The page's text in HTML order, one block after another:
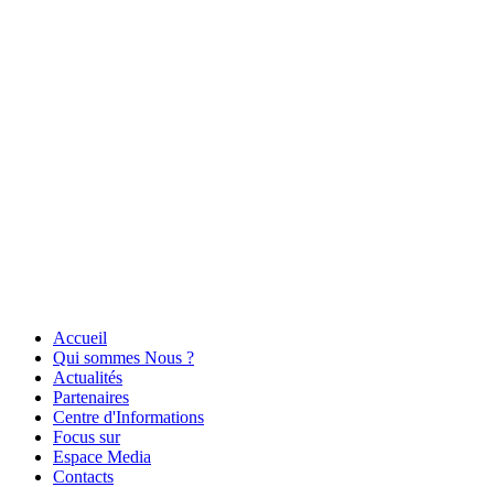
Accueil
Qui sommes Nous ?
Actualités
Partenaires
Centre d'Informations
Focus sur
Espace Media
Contacts